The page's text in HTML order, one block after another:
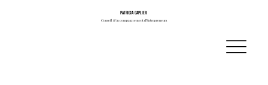
PATRICIA CAPLIER
PATRICIA CAPLIER
Conseil & Accompagnement d’Entrepreneurs
Conseil & Accompagnement d’Entrepreneurs